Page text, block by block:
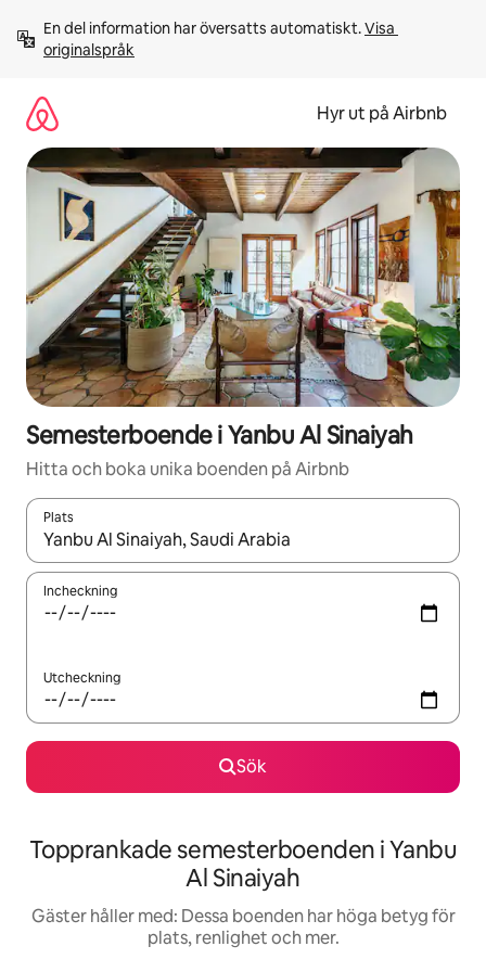
innehåll
En del information har översatts automatiskt. Visa
originalspråk
Hyr ut på Airbnb
Semesterboende i Yanbu Al Sinaiyah
Hitta och boka unika boenden på Airbnb
Plats
När resultaten är tillgängliga kan du navigera med upp- och
Incheckning
Utcheckning
Sök
Topprankade semesterboenden i Yanbu
Al Sinaiyah
Gäster håller med: Dessa boenden har höga betyg för
plats, renlighet och mer.